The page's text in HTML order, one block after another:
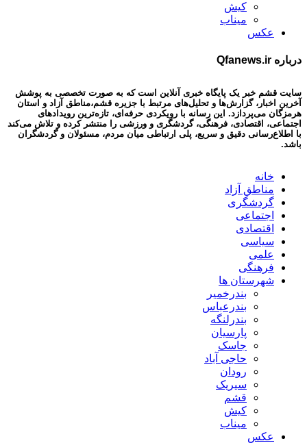
کیش
میناب
عکس
درباره Qfanews.ir
سایت قشم خبر یک پایگاه خبری آنلاین است که به صورت تخصصی به پوشش
آخرین اخبار، گزارش‌ها و تحلیل‌های مرتبط با جزیره قشم،مناطق آزاد و استان
هرمزگان می‌پردازد. این رسانه با رویکردی حرفه‌ای، تازه‌ترین رویدادهای
اجتماعی، اقتصادی، فرهنگی، گردشگری و ورزشی را منتشر کرده و تلاش می‌کند
با اطلاع‌رسانی دقیق و سریع، پلی ارتباطی میان مردم، مسئولان و گردشگران
باشد.
خانه
مناطق آزاد
گردشگری
اجتماعی
اقتصادی
سیاسی
علمی
فرهنگی
شهرستان ها
بندرخمیر
بندرعباس
بندرلنگه
پارسیان
جاسک
حاجی آباد
رودان
سیریک
قشم
کیش
میناب
عکس